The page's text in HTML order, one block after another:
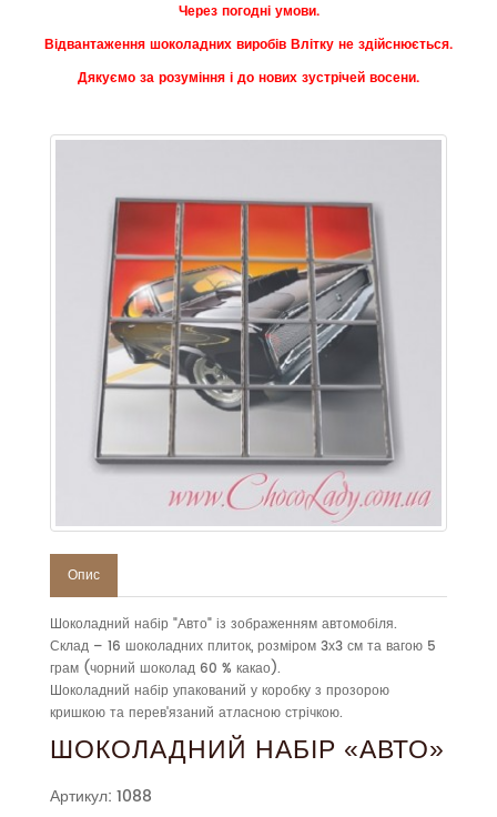
Через погодні умови.
Відвантаження шоколадних виробів Влітку не здійснюється.
Дякуємо за розуміння і до нових зустрічей восени.
Опис
Шоколадний набір "Авто" із зображенням автомобіля.
Склад – 16 шоколадних плиток, розміром 3х3 см та вагою 5
грам (чорний шоколад 60 % какао).
Шоколадний набір упакований у коробку з прозорою
кришкою та перев'язаний атласною стрічкою.
ШОКОЛАДНИЙ НАБІР «АВТО»
Артикул: 1088